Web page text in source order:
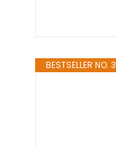
BESTSELLER NO. 3